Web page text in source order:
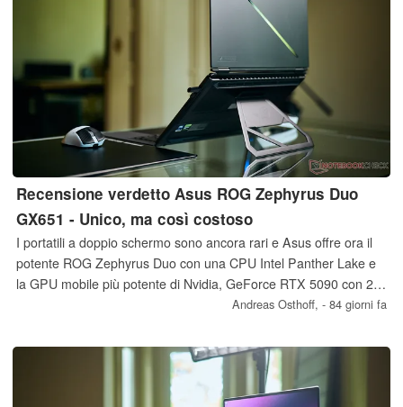
Recensione verdetto Asus ROG Zephyrus Duo
GX651 - Unico, ma così costoso
I portatili a doppio schermo sono ancora rari e Asus offre ora il
potente ROG Zephyrus Duo con una CPU Intel Panther Lake e
la GPU mobile più potente di Nvidia, GeForce RTX 5090 con 24
GB di VRAM. Il prezzo, tuttavia, è molto alto.Andreas Osthoff, - 84 giorni fa